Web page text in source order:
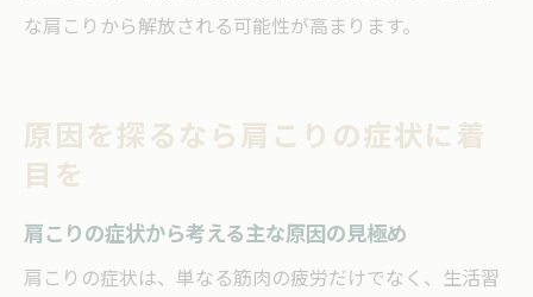
な肩こりから解放される可能性が高まります。
原因を探るなら肩こりの症状に着
目を
肩こりの症状から考える主な原因の見極め
肩こりの症状は、単なる筋肉の疲労だけでなく、生活習